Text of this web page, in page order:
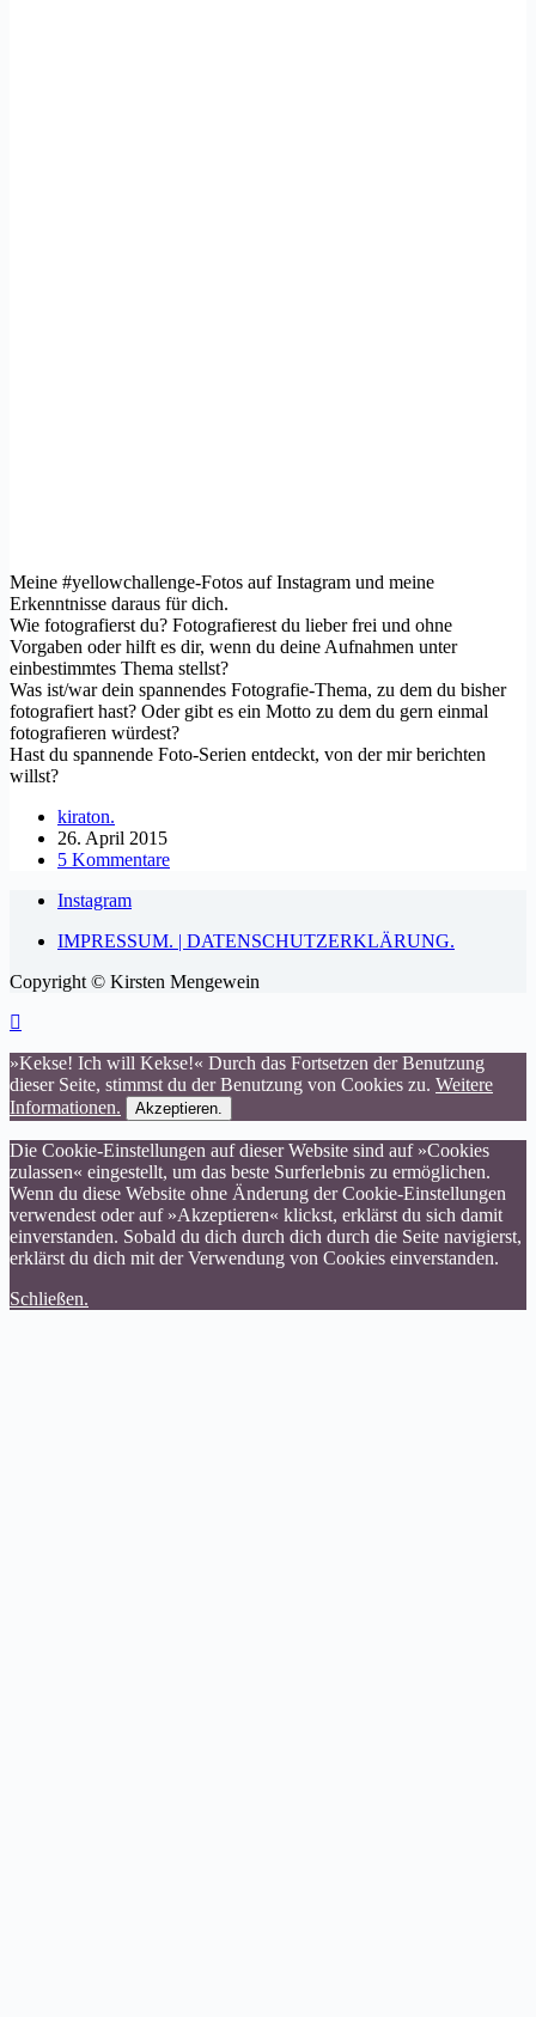
Meine #yellowchallenge-Fotos auf Instagram und meine
Erkenntnisse daraus für dich.
Wie fotografierst du? Fotografierest du lieber frei und ohne
Vorgaben oder hilft es dir, wenn du deine Aufnahmen unter
einbestimmtes Thema stellst?
Was ist/war dein spannendes Fotografie-Thema, zu dem du bisher
fotografiert hast? Oder gibt es ein Motto zu dem du gern einmal
fotografieren würdest?
Hast du spannende Foto-Serien entdeckt, von der mir berichten
willst?
kiraton.
26. April 2015
5 Kommentare
Instagram
IMPRESSUM. | DATENSCHUTZERKLÄRUNG.
Copyright © Kirsten Mengewein
»Kekse! Ich will Kekse!« Durch das Fortsetzen der Benutzung
dieser Seite, stimmst du der Benutzung von Cookies zu. Weitere
Informationen.
Akzeptieren.
Die Cookie-Einstellungen auf dieser Website sind auf »Cookies
zulassen« eingestellt, um das beste Surferlebnis zu ermöglichen.
Wenn du diese Website ohne Änderung der Cookie-Einstellungen
verwendest oder auf »Akzeptieren« klickst, erklärst du sich damit
einverstanden. Sobald du dich durch dich durch die Seite navigierst,
erklärst du dich mit der Verwendung von Cookies einverstanden.
Schließen.